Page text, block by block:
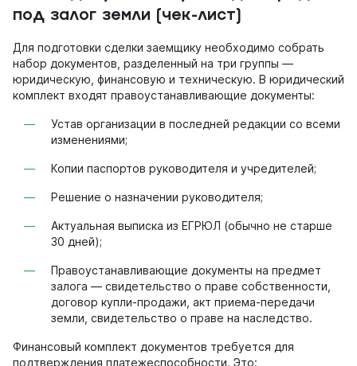
под залог земли (чек-лист)
Для подготовки сделки заемщику необходимо собрать
набор документов, разделенный на три группы —
юридическую, финансовую и техническую. В юридический
комплект входят правоустанавливающие документы:
Устав организации в последней редакции со всеми
изменениями;
Копии паспортов руководителя и учредителей;
Решение о назначении руководителя;
Актуальная выписка из ЕГРЮЛ (обычно не старше
30 дней);
Правоустанавливающие документы на предмет
залога — свидетельство о праве собственности,
договор купли-продажи, акт приема-передачи
земли, свидетельство о праве на наследство.
Финансовый комплект документов требуется для
подтверждения платежеспособности. Это: